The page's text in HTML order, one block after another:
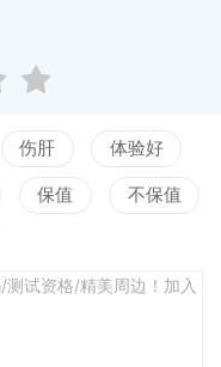
伤肝 体验好
保值 不保值
试资格/精美周边！加入